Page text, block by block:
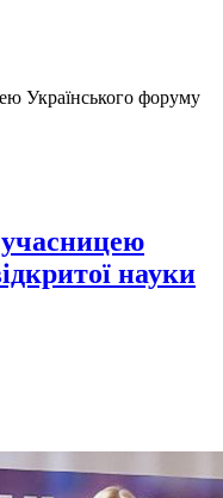
Українського форуму
науки